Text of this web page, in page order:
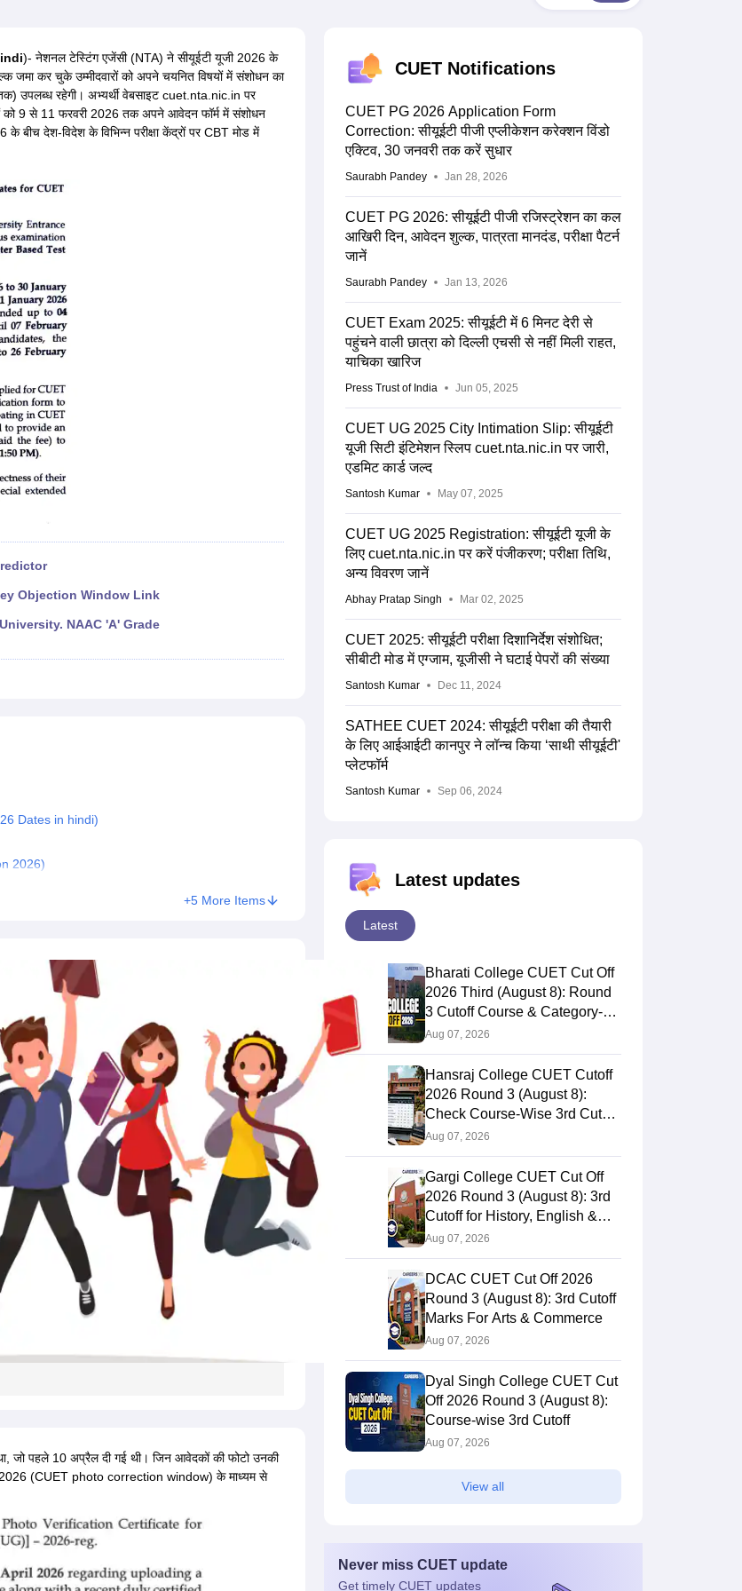
E-books and Sample PapersNEST E-books and Sample Papers
)- नेशनल टेस्टिंग एजेंसी (NTA) ने सीयूईटी यूजी 2026 के
जमा कर चुके उम्मीदवारों को अपने चयनित विषयों में संशोधन का
उपलब्ध रहेगी। अभ्यर्थी वेबसाइट cuet.nta.nic.in पर
को 9 से 11 फरवरी 2026 तक अपने आवेदन फॉर्म में संशोधन
देश-विदेश के विभिन्न परीक्षा केंद्रों पर CBT मोड में
Objection Window Link
NAAC 'A' Grade
Dates in hindi)
2026)
+5 More Items
जो पहले 10 अप्रैल दी गई थी। जिन आवेदकों की फोटो उनकी
2026 (CUET photo correction window) के माध्यम से
CUET Notifications
CUET PG 2026 Application Form
Correction: सीयूईटी पीजी एप्लीकेशन करेक्शन विंडो
एक्टिव, 30 जनवरी तक करें सुधार
Saurabh Pandey Jan 28, 2026
CUET PG 2026: सीयूईटी पीजी रजिस्ट्रेशन का कल
आखिरी दिन, आवेदन शुल्क, पात्रता मानदंड, परीक्षा पैटर्न
जानें
Saurabh Pandey Jan 13, 2026
CUET Exam 2025: सीयूईटी में 6 मिनट देरी से
पहुंचने वाली छात्रा को दिल्ली एचसी से नहीं मिली राहत,
याचिका खारिज
Press Trust of India Jun 05, 2025
CUET UG 2025 City Intimation Slip: सीयूईटी
यूजी सिटी इंटिमेशन स्लिप cuet.nta.nic.in पर जारी,
एडमिट कार्ड जल्द
Santosh Kumar May 07, 2025
CUET UG 2025 Registration: सीयूईटी यूजी के
लिए cuet.nta.nic.in पर करें पंजीकरण; परीक्षा तिथि,
अन्य विवरण जानें
Abhay Pratap Singh Mar 02, 2025
CUET 2025: सीयूईटी परीक्षा दिशानिर्देश संशोधित;
सीबीटी मोड में एग्जाम, यूजीसी ने घटाई पेपरों की संख्या
Santosh Kumar Dec 11, 2024
SATHEE CUET 2024: सीयूईटी परीक्षा की तैयारी
के लिए आईआईटी कानपुर ने लॉन्च किया ‘साथी सीयूईटी'
प्लेटफॉर्म
Santosh Kumar Sep 06, 2024
Latest updates
Latest
Bharati College CUET Cut Off
2026 Third (August 8): Round
3 Cutoff Course & Category-
Wise
Aug 07, 2026
Hansraj College CUET Cutoff
2026 Round 3 (August 8):
Check Course-Wise 3rd Cut
Off Marks
Aug 07, 2026
Gargi College CUET Cut Off
2026 Round 3 (August 8): 3rd
Cutoff for History, English &
Other BA Hons
Aug 07, 2026
DCAC CUET Cut Off 2026
Round 3 (August 8): 3rd Cutoff
Marks For Arts & Commerce
Aug 07, 2026
Dyal Singh College CUET Cut
Off 2026 Round 3 (August 8):
Course-wise 3rd Cutoff
Aug 07, 2026
View all
Never miss CUETupdate
Get timely CUETupdates